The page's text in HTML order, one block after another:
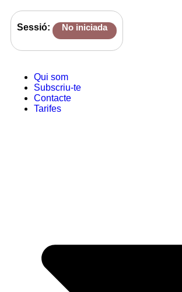
Sessió: No iniciada
Qui som
Subscriu-te
Contacte
Tarifes